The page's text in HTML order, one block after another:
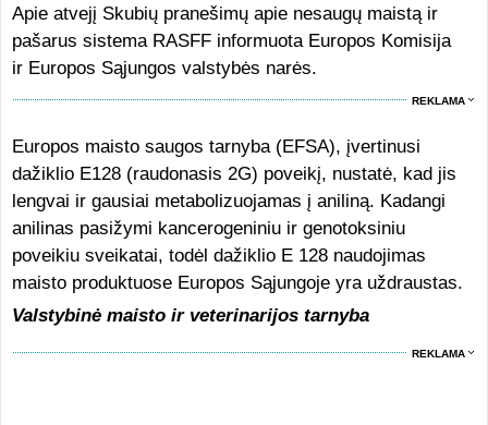
Apie atvejį Skubių pranešimų apie nesaugų maistą ir
pašarus sistema RASFF informuota Europos Komisija
ir Europos Sąjungos valstybės narės.
REKLAMA
Europos maisto saugos tarnyba (EFSA), įvertinusi
dažiklio E128 (raudonasis 2G) poveikį, nustatė, kad jis
lengvai ir gausiai metabolizuojamas į aniliną. Kadangi
anilinas pasižymi kancerogeniniu ir genotoksiniu
poveikiu sveikatai, todėl dažiklio E 128 naudojimas
maisto produktuose Europos Sąjungoje yra uždraustas.
Valstybinė maisto ir veterinarijos tarnyba
REKLAMA